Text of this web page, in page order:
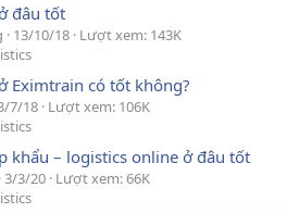
đâu tốt
13/10/18 Lượt xem: 143K
Eximtrain có tốt không?
7/18 Lượt xem: 106K
khẩu – logistics online ở đâu tốt
3/3/20 Lượt xem: 66K